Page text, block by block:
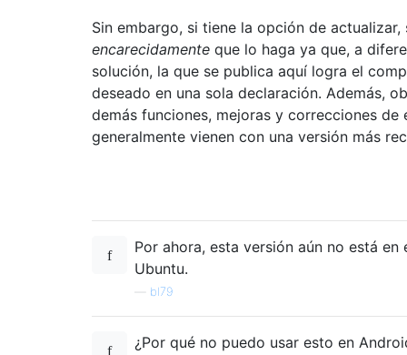
Sin embargo, si tiene la opción de
encarecidamente que lo haga ya que, a
solución, la que se publica aquí logra el
deseado en una sola declaración. Además,
demás funciones, mejoras y correcciones de
generalmente vienen con una versión más
Por ahora, esta versión aún no está
Ubuntu.
bl79
¿Por qué no puedo usar esto en